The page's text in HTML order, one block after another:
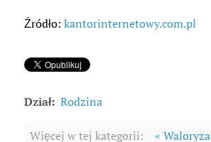
Źródło: kantorinternetowy.com.pl
Dział: Rodzina
Więcej w tej kategorii:
«